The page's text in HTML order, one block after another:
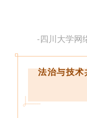
-四川大学网
法治与技